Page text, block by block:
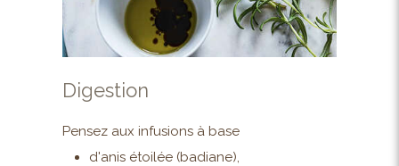
Digestion
Pensez aux infusions à base
d'anis étoilée (badiane),